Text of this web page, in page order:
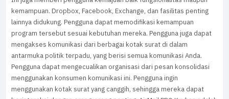
kemampuan. Dropbox, Facebook, Exchange, dan fasilitas penting
lainnya didukung. Pengguna dapat memodifikasi kemampuan
program tersebut sesuai kebutuhan mereka. Pengguna juga dapat
mengakses komunikasi dari berbagai kotak surat di dalam
antarmuka politik terpadu, yang berisi semua komunikasi Anda.
Pengguna dapat mengecualikan organisasi dari pesan konsolidasi
menggunakan konsumen komunikasi ini. Pengguna ingin
menggunakan kotak surat yang canggih, sehingga mereka dapat